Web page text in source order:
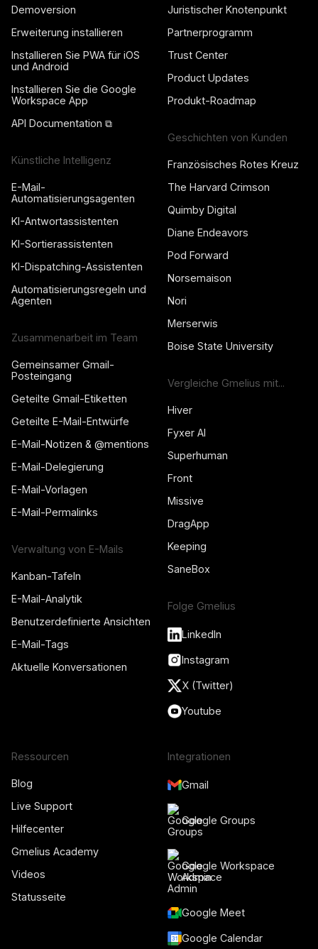
Demoversion
Erweiterung installieren
Installieren Sie PWA für iOS
und Android
Installieren Sie die Google
Workspace App
API Documentation ⧉
Künstliche Intelligenz
E-Mail-
Automatisierungsagenten
KI-Antwortassistenten
KI-Sortierassistenten
KI-Dispatching-Assistenten
Automatisierungsregeln und
Agenten
Zusammenarbeit im Team
Gemeinsamer Gmail-
Posteingang
Geteilte Gmail-Etiketten
Geteilte E-Mail-Entwürfe
E-Mail-Notizen & @mentions
E-Mail-Delegierung
E-Mail-Vorlagen
E-Mail-Permalinks
Verwaltung von E-Mails
Kanban-Tafeln
E-Mail-Analytik
Benutzerdefinierte Ansichten
E-Mail-Tags
Aktuelle Konversationen
Juristischer Knotenpunkt
Partnerprogramm
Trust Center
Product Updates
Produkt-Roadmap
Geschichten von Kunden
Französisches Rotes Kreuz
The Harvard Crimson
Quimby Digital
Diane Endeavors
Pod Forward
Norsemaison
Nori
Merserwis
Boise State University
Vergleiche Gmelius mit...
Hiver
Fyxer AI
Superhuman
Front
Missive
DragApp
Keeping
SaneBox
Folge Gmelius
LinkedIn
Instagram
X (Twitter)
Youtube
Ressourcen
Blog
Live Support
Hilfecenter
Gmelius Academy
Videos
Statusseite
Integrationen
Gmail
Google Groups
Google Workspace
Admin
Google Meet
Google Calendar